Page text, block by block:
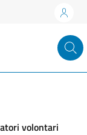
volontari